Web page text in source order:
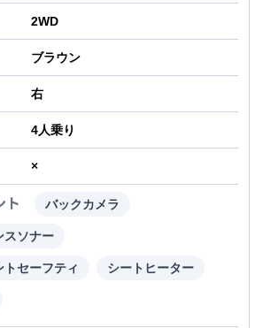
2WD
ブラウン
右
4人乗り
×
ト バックカメラ
スソナー
トセーフティ シートヒーター